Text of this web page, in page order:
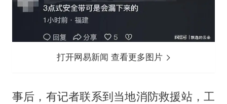
打开网易新闻 查看更多图片
事后，有记者联系到当地消防救援站，工